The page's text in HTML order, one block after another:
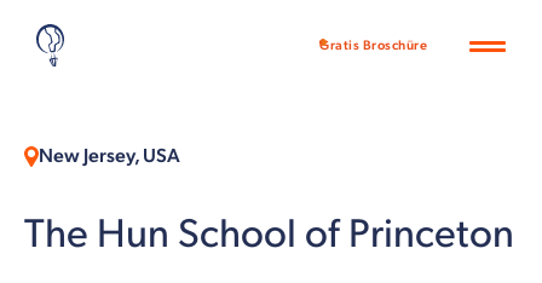
Gratis Broschüre
New Jersey, USA
The Hun School of Princeton